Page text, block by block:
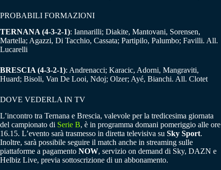
PROBABILI FORMAZIONI
TERNANA (4-3-2-1): Iannarilli; Diakite, Mantovani, Sorensen,
Martella; Agazzi, Di Tacchio, Cassata; Partipilo, Palumbo; Favilli. All.
Lucarelli
BRESCIA (4-3-2-1): Andrenacci; Karacic, Adorni, Mangraviti,
Huard; Bisoli, Van De Looi, Ndoj; Olzer; Ayé, Bianchi. All. Clotet
DOVE VEDERLA IN TV
L’incontro tra Ternana e Brescia, valevole per la tredicesima giornata
del campionato di Serie B, è in programma domani pomeriggio alle ore
16.15. L’evento sarà trasmesso in diretta televisiva su Sky Sport.
Inoltre, sarà possibile seguire il match anche in streaming sulle
piattaforme a pagamento NOW, servizio on demand di Sky, DAZN e
Helbiz Live, previa sottoscrizione di un abbonamento.